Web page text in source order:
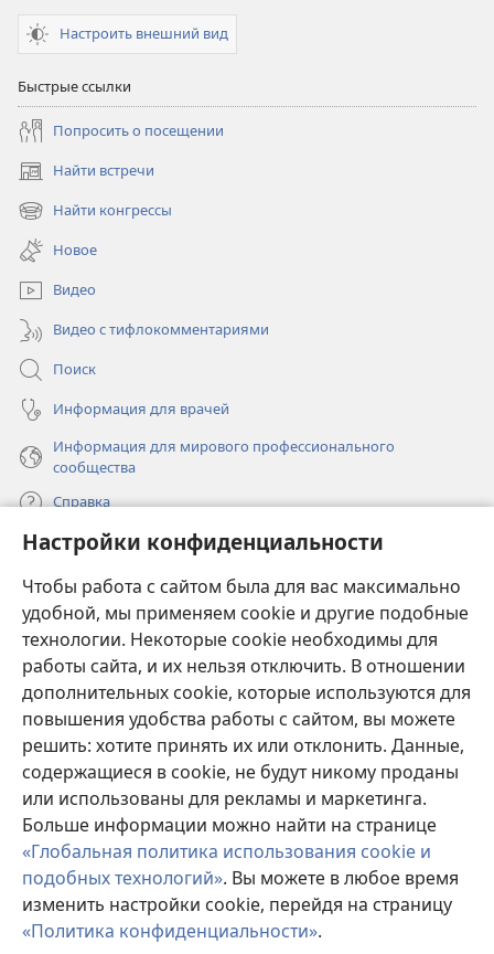
Настройки конфиденциальности
Чтобы работа с сайтом была для вас максимально
удобной, мы применяем cookie и другие подобные
технологии. Некоторые cookie необходимы для
работы сайта, и их нельзя отключить. В отношении
дополнительных cookie, которые используются для
повышения удобства работы с сайтом, вы можете
решить: хотите принять их или отклонить. Данные,
содержащиеся в cookie, не будут никому проданы
или использованы для рекламы и маркетинга.
Больше информации можно найти на странице
«Глобальная политика использования cookie и
подобных технологий». Вы можете в любое время
изменить настройки cookie, перейдя на страницу
«Политика конфиденциальности».
Настроить внешний вид
Быстрые ссылки
Попросить о посещении
Найти встречи
(открывается
в
новом
окне)
Найти конгрессы
(открывается
новом
окне)
Новое
Видео
Видео с тифлокомментариями
Поиск
Информация для врачей
Информация для мирового профессионального
сообщества
Справка
Пожертвования
в
новом
окне)
ОНЛАЙН-БИБЛИОТЕКА Сторожевой башни
(открывается
новом
окне)
JW Hub®
(открывается
в
новом
окне)
JW Library ®
Watchtower Library
Copyright© 2026 Watch Tower Bible and Tract Society of Pennsylvania.
УСЛОВИЯ ИСПОЛЬЗОВАНИЯ|ПОЛИТИКА
КОНФИДЕНЦИАЛЬНОСТИ|НАСТРОЙКИ
КОНФИДЕНЦИАЛЬНОСТИ